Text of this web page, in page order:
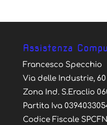
Assistenza
Francesco Specchio
Via delle Industrie, 60
Zona Ind. S.Eraclio
Partita Iva
Codice Fiscale